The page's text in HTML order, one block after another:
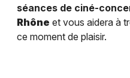
séances de ciné-
Rhône et vous aidera à
ce moment de plaisir.